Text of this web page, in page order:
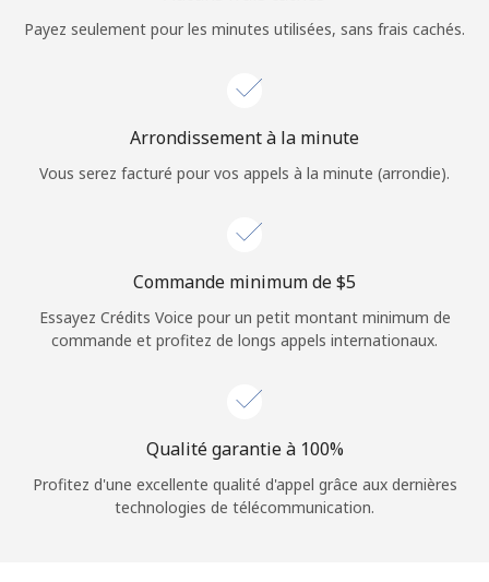
ou
Continue avec
Payez seulement pour les minutes utilisées, sans frais cachés.
Arrondissement à la minute
Vous serez facturé pour vos appels à la minute (arrondie).
Commande minimum de ⁦$5⁩
Essayez Crédits Voice pour un petit montant minimum de
commande et profitez de longs appels internationaux.
Qualité garantie à 100%
Profitez d'une excellente qualité d'appel grâce aux dernières
technologies de télécommunication.